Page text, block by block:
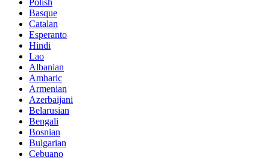
Basque
Catalan
Esperanto
Hindi
Lao
Albanian
Amharic
Armenian
Azerbaijani
Belarusian
Bengali
Bosnian
Bulgarian
Cebuano